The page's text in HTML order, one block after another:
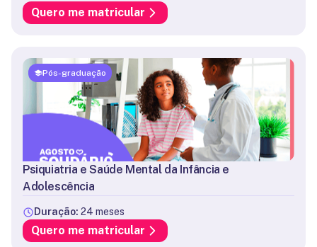
Quero me matricular
Pós-graduação
Psiquiatria e Saúde Mental da Infância e
Adolescência
Duração: 24 meses
Quero me matricular